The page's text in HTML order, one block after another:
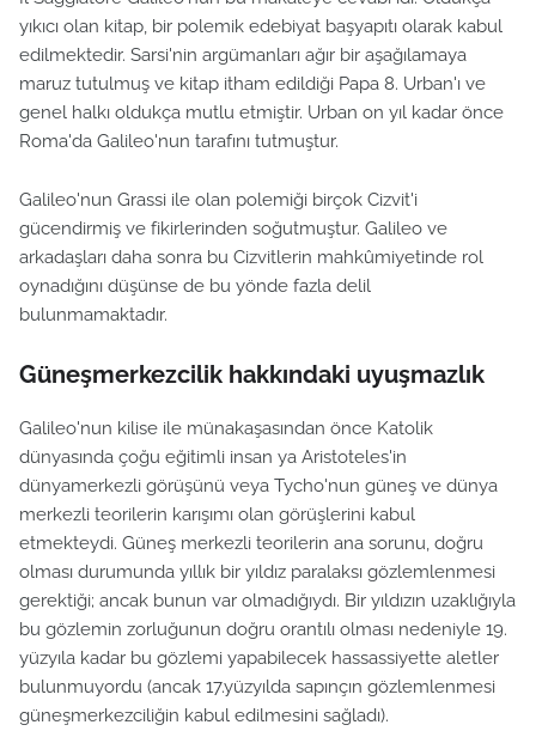
yıkıcı olan kitap, bir polemik edebiyat başyapıtı olarak kabul
edilmektedir. Sarsi'nin argümanları ağır bir aşağılamaya
maruz tutulmuş ve kitap itham edildiği Papa 8. Urban'ı ve
genel halkı oldukça mutlu etmiştir. Urban on yıl kadar önce
Roma'da Galileo'nun tarafını tutmuştur.
Galileo'nun Grassi ile olan polemiği birçok Cizvit'i
gücendirmiş ve fikirlerinden soğutmuştur. Galileo ve
arkadaşları daha sonra bu Cizvitlerin mahkûmiyetinde rol
oynadığını düşünse de bu yönde fazla delil
bulunmamaktadır.
Güneşmerkezcilik hakkındaki uyuşmazlık
Galileo'nun kilise ile münakaşasından önce Katolik
dünyasında çoğu eğitimli insan ya Aristoteles'in
dünyamerkezli görüşünü veya Tycho'nun güneş ve dünya
merkezli teorilerin karışımı olan görüşlerini kabul
etmekteydi. Güneş merkezli teorilerin ana sorunu, doğru
olması durumunda yıllık bir yıldız paralaksı gözlemlenmesi
gerektiği; ancak bunun var olmadığıydı. Bir yıldızın uzaklığıyla
bu gözlemin zorluğunun doğru orantılı olması nedeniyle 19.
yüzyıla kadar bu gözlemi yapabilecek hassassiyette aletler
bulunmuyordu (ancak 17.yüzyılda sapınçın gözlemlenmesi
güneşmerkezciliğin kabul edilmesini sağladı).